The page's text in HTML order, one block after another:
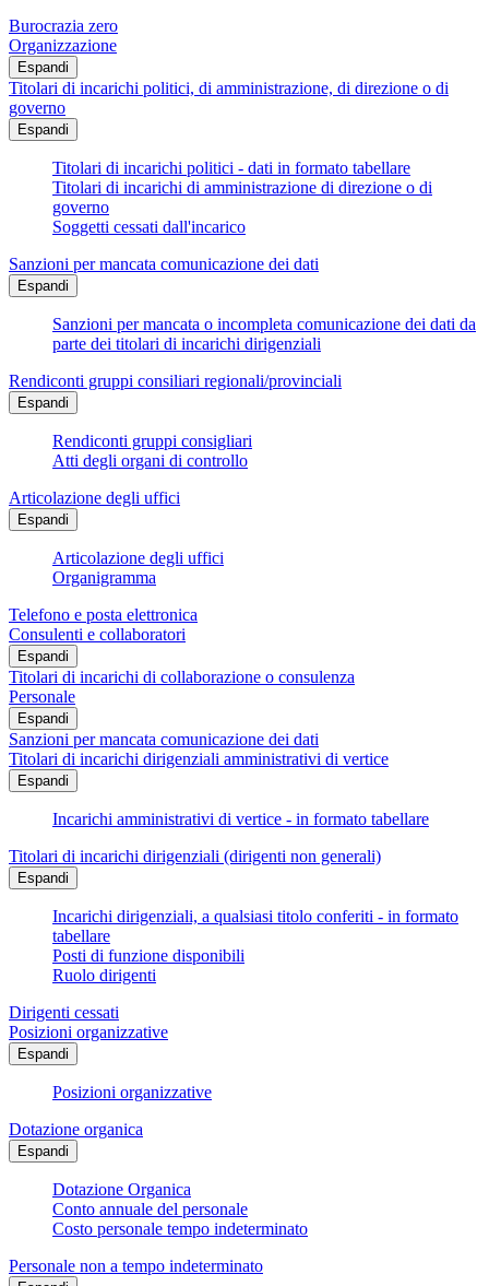
Burocrazia zero
Organizzazione
Espandi
Titolari di incarichi politici, di amministrazione, di direzione o di
governo
Espandi
Titolari di incarichi politici - dati in formato tabellare
Titolari di incarichi di amministrazione di direzione o di
governo
Soggetti cessati dall'incarico
Sanzioni per mancata comunicazione dei dati
Espandi
Sanzioni per mancata o incompleta comunicazione dei dati da
parte dei titolari di incarichi dirigenziali
Rendiconti gruppi consiliari regionali/provinciali
Espandi
Rendiconti gruppi consigliari
Atti degli organi di controllo
Articolazione degli uffici
Espandi
Articolazione degli uffici
Organigramma
Telefono e posta elettronica
Consulenti e collaboratori
Espandi
Titolari di incarichi di collaborazione o consulenza
Personale
Espandi
Sanzioni per mancata comunicazione dei dati
Titolari di incarichi dirigenziali amministrativi di vertice
Espandi
Incarichi amministrativi di vertice - in formato tabellare
Titolari di incarichi dirigenziali (dirigenti non generali)
Espandi
Incarichi dirigenziali, a qualsiasi titolo conferiti - in formato
tabellare
Posti di funzione disponibili
Ruolo dirigenti
Dirigenti cessati
Posizioni organizzative
Espandi
Posizioni organizzative
Dotazione organica
Espandi
Dotazione Organica
Conto annuale del personale
Costo personale tempo indeterminato
Personale non a tempo indeterminato